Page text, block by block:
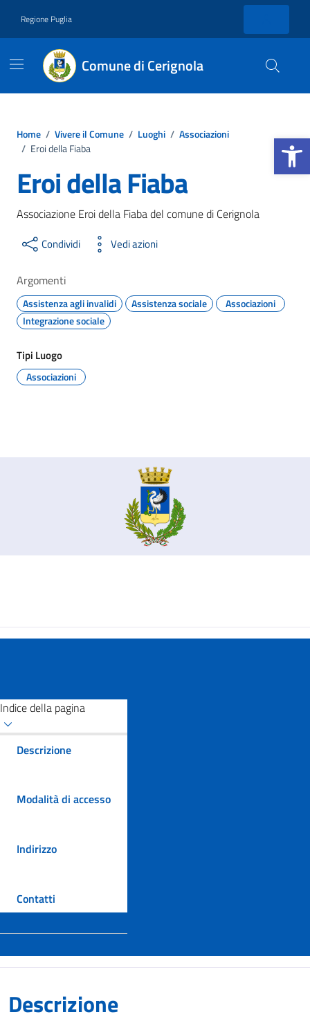
Apri la
Regione Puglia
Comune di Cerignola
Home / Vivere il Comune / Luoghi / Associazioni
/ Eroi della Fiaba
Eroi della Fiaba
Associazione Eroi della Fiaba del comune di Cerignola
Condividi Vedi azioni
Argomenti
Assistenza agli invalidi Assistenza sociale
Associazioni
Integrazione sociale
Tipi Luogo
Associazioni
Indice della pagina
Descrizione
Modalità di accesso
Indirizzo
Contatti
Descrizione